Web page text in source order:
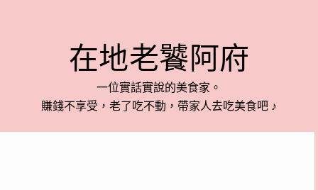
在地老饕阿府
一位實話實說的美食家。
賺錢不享受，老了吃不動，帶家人去吃美食吧 ♪